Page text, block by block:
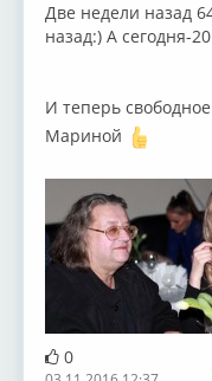
Две недели назад
назад:) А сегодня-
И теперь
Мариной
0